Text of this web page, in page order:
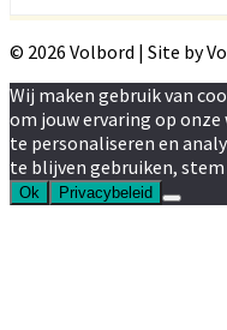
© 2026 Volbord | Site by
Wij maken gebruik van
om jouw ervaring op
te personaliseren en
te blijven gebruiken,
Ok Privacybeleid